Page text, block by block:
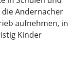
die Andernacher
aufnehmen, in
Kinder